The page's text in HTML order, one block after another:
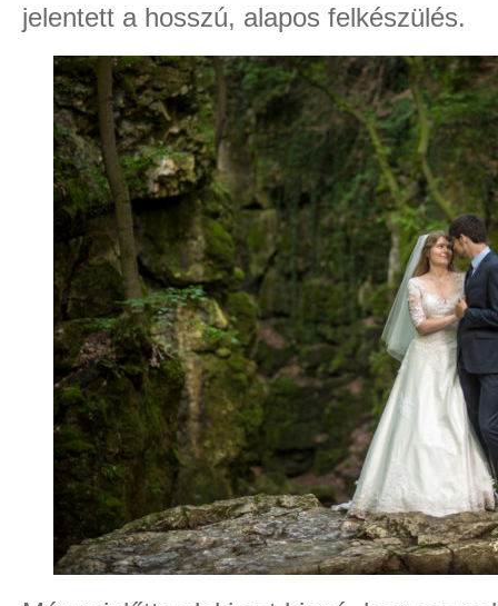
jelentett a hosszú, alapos felkészülés.